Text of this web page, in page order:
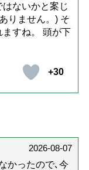
ないかと案じ
りません。) そ
すね。 頭が下
+30
2026-08-07
かったので､今